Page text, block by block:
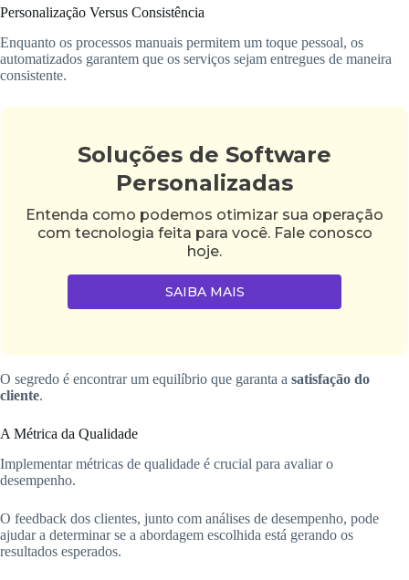
Personalização Versus Consistência
Enquanto os processos manuais permitem um toque pessoal, os
automatizados garantem que os serviços sejam entregues de maneira
consistente.
Soluções de Software
Personalizadas
Entenda como podemos otimizar sua operação
com tecnologia feita para você. Fale conosco
hoje.
SAIBA MAIS
O segredo é encontrar um equilíbrio que garanta a satisfação do
cliente.
A Métrica da Qualidade
Implementar métricas de qualidade é crucial para avaliar o
desempenho.
O feedback dos clientes, junto com análises de desempenho, pode
ajudar a determinar se a abordagem escolhida está gerando os
resultados esperados.